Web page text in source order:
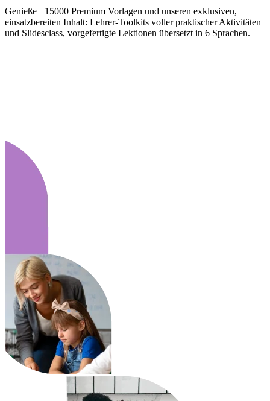
Genieße +15000 Premium Vorlagen und unseren exklusiven,
einsatzbereiten Inhalt: Lehrer-Toolkits voller praktischer Aktivitäten
und Slidesclass, vorgefertigte Lektionen übersetzt in 6 Sprachen.